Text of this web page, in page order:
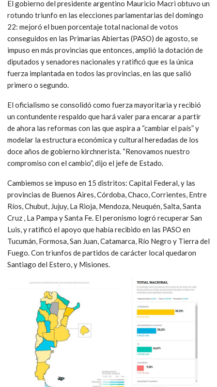
El gobierno del presidente argentino Mauricio Macri obtuvo un
rotundo triunfo en las elecciones parlamentarias del domingo
22: mejoró el buen porcentaje total nacional de votos
conseguidos en las Primarias Abiertas (PASO) de agosto, se
impuso en más provincias que entonces, amplió la dotación de
diputados y senadores nacionales y ratificó que es la única
fuerza implantada en todos las provincias, en las que salió
primero o segundo.
El oficialismo se consolidó como fuerza mayoritaria y recibió
un contundente respaldo que hará valer para encarar a partir
de ahora las reformas con las que aspira a “cambiar el país” y
modelar la estructura económica y cultural heredadas de los
doce años de gobierno kirchnerista. “Renovamos nuestro
compromiso con el cambio”, dijo el jefe de Estado.
Cambiemos se impuso en 15 distritos: Capital Federal, y las
provincias de Buenos Aires, Córdoba, Chaco, Corrientes, Entre
Ríos, Chubut, Jujuy, La Rioja, Mendoza, Neuquén, Salta, Santa
Cruz , La Pampa y Santa Fe. El peronismo logró recuperar San
Luis, y ratificó el apoyo que había recibido en las PASO en
Tucumán, Formosa, San Juan, Catamarca, Río Negro y Tierra del
Fuego. Con triunfos de partidos de carácter local quedaron
Santiago del Estero, y Misiones.